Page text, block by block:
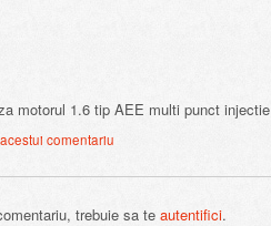
motorul 1.6 tip AEE multi punct injectie
comentariu
trebuie sa te autentifici.